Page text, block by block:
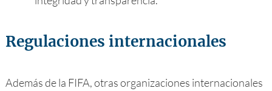
Regulaciones internacionales
Además de la FIFA, otras organizaciones internacionales